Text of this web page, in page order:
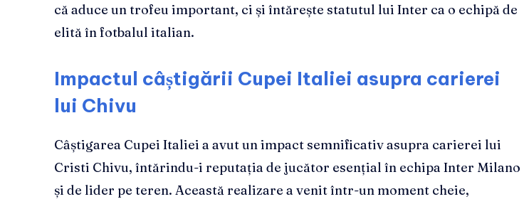
că aduce un trofeu important, ci și întărește statutul lui Inter ca o echipă de
elită în fotbalul italian.
Impactul câștigării Cupei Italiei asupra carierei
lui Chivu
Câștigarea Cupei Italiei a avut un impact semnificativ asupra carierei lui
Cristi Chivu, întărindu-i reputația de jucător esențial în echipa Inter Milano
și de lider pe teren. Această realizare a venit într-un moment cheie,